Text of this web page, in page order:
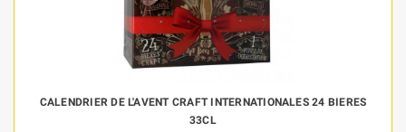
CALENDRIER DE L'AVENT CRAFT INTERNATIONALES 24 BIERES
33CL